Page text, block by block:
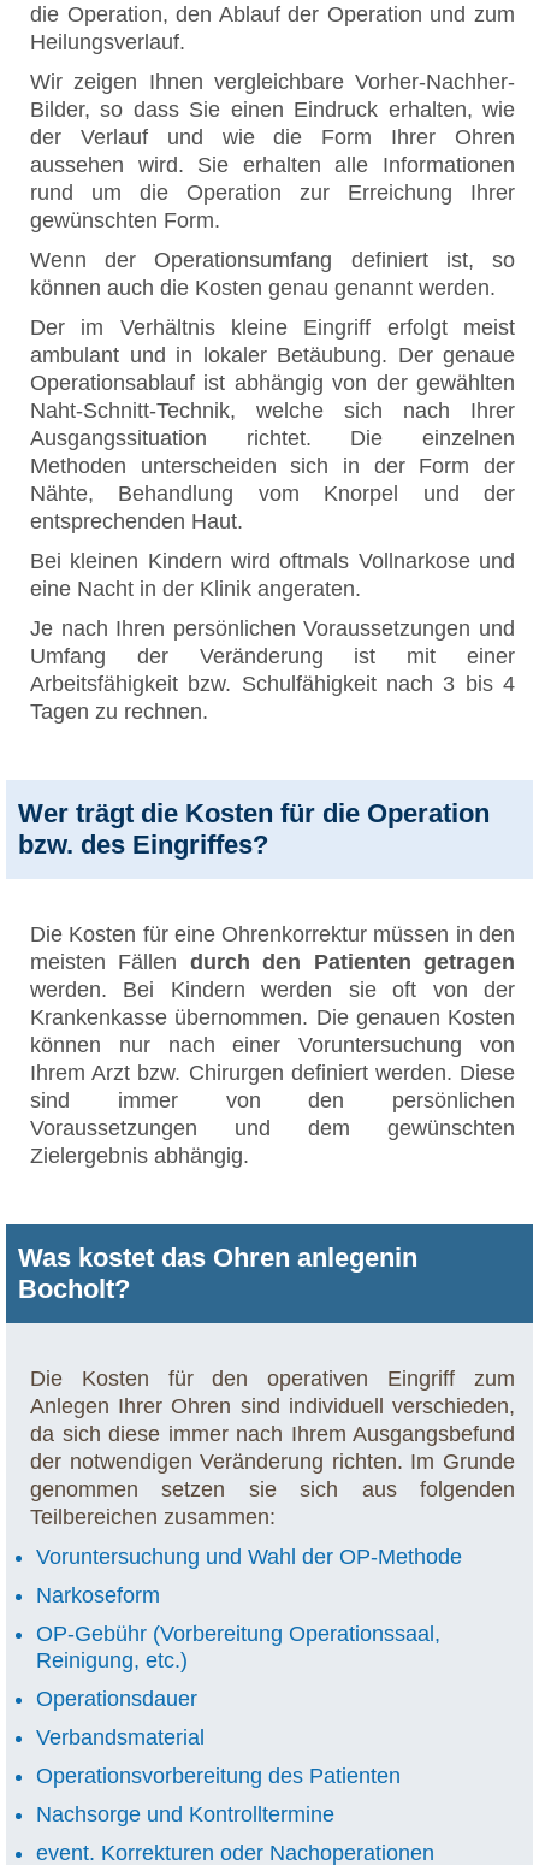
die Operation, den Ablauf der Operation und zum
Heilungsverlauf.
Wir zeigen Ihnen vergleichbare Vorher-Nachher-
Bilder, so dass Sie einen Eindruck erhalten, wie
der Verlauf und wie die Form Ihrer Ohren
aussehen wird. Sie erhalten alle Informationen
rund um die Operation zur Erreichung Ihrer
gewünschten Form.
Wenn der Operationsumfang definiert ist, so
können auch die Kosten genau genannt werden.
Der im Verhältnis kleine Eingriff erfolgt meist
ambulant und in lokaler Betäubung. Der genaue
Operationsablauf ist abhängig von der gewählten
Naht-Schnitt-Technik, welche sich nach Ihrer
Ausgangssituation richtet. Die einzelnen
Methoden unterscheiden sich in der Form der
Nähte, Behandlung vom Knorpel und der
entsprechenden Haut.
Bei kleinen Kindern wird oftmals Vollnarkose und
eine Nacht in der Klinik angeraten.
Je nach Ihren persönlichen Voraussetzungen und
Umfang der Veränderung ist mit einer
Arbeitsfähigkeit bzw. Schulfähigkeit nach 3 bis 4
Tagen zu rechnen.
Wer trägt die Kosten für die Operation
bzw. des Eingriffes?
Die Kosten für eine Ohrenkorrektur müssen in den
meisten Fällen durch den Patienten getragen
werden. Bei Kindern werden sie oft von der
Krankenkasse übernommen. Die genauen Kosten
können nur nach einer Voruntersuchung von
Ihrem Arzt bzw. Chirurgen definiert werden. Diese
sind immer von den persönlichen
Voraussetzungen und dem gewünschten
Zielergebnis abhängig.
Was kostet das Ohren anlegenin
Bocholt?
Die Kosten für den operativen Eingriff zum
Anlegen Ihrer Ohren sind individuell verschieden,
da sich diese immer nach Ihrem Ausgangsbefund
der notwendigen Veränderung richten. Im Grunde
genommen setzen sie sich aus folgenden
Teilbereichen zusammen:
Voruntersuchung und Wahl der OP-Methode
Narkoseform
OP-Gebühr (Vorbereitung Operationssaal,
Reinigung, etc.)
Operationsdauer
Verbandsmaterial
Operationsvorbereitung des Patienten
Nachsorge und Kontrolltermine
event. Korrekturen oder Nachoperationen